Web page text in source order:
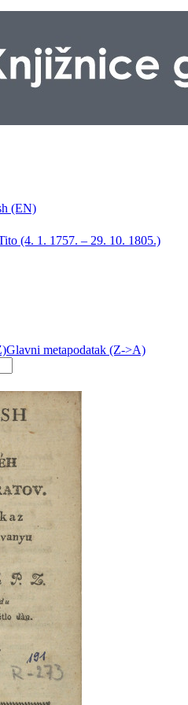
(EN)
(4. 1. 1757. – 29. 10. 1805.)
Glavni metapodatak (Z->A)